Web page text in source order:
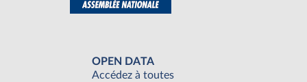
OPEN DATA
Accédez à toutes